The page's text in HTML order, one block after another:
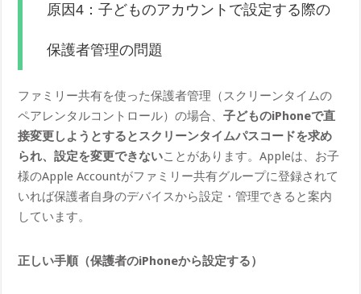
原因4：子どものアカウントで設定する際の
保護者管理の問題
ファミリー共有を使った保護者管理（スクリーンタイムの
ペアレンタルコントロール）の場合、子どものiPhoneで直
接変更しようとするとスクリーンタイムパスコードを求め
られ、設定を変更できないことがあります。Appleは、お子
様のApple Accountがファミリー共有グループに登録されて
いれば保護者自身のデバイスから設定・管理できると案内
しています。
正しい手順（保護者のiPhoneから設定する）